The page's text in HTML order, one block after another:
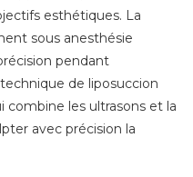
esthétiques. La
sous anesthésie
pendant
de liposuccion
combine les ultrasons et la
avec précision la